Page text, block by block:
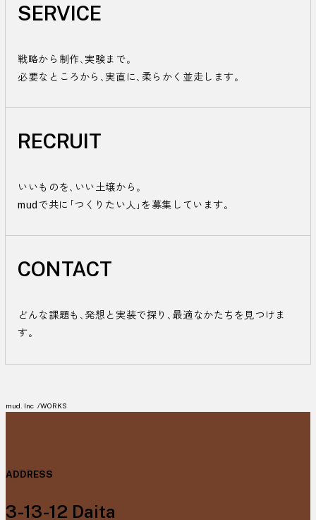
SERVICE
戦略から制作、実験まで。
必要なところから、実直に、柔らかく並走します。
RECRUIT
いいものを、いい土壌から。
mudで共に「つくりたい人」を募集しています。
CONTACT
どんな課題も、発想と実装で探り、最適なかたちを見つけま
す。
mud. Inc WORKS
ADDRESS
3-13-12 Daita